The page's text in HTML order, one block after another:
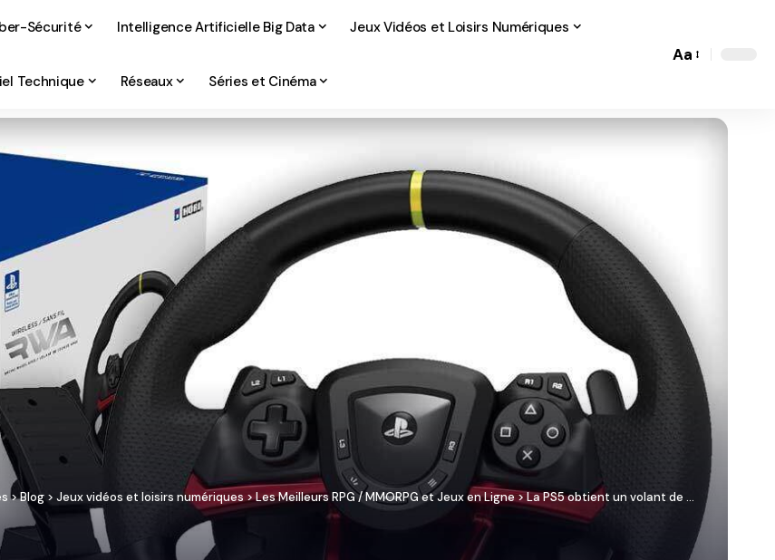
Sécurité Intelligence Artificielle Big Data Jeux Vidéos et Loisirs Numériques
Technique Réseaux Séries et Cinéma
Font
Aa
>Blog > Jeux vidéos et loisirs numériques>Les Meilleurs RPG / MMORPG et Jeux en Ligne>La PS5 obtient un volant de course sans fil sous licence officielle